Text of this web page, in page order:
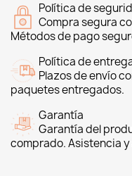
Política de
Compra segura
Métodos de pago
Política de
Plazos de envío
paquetes entregados.
Garantía
Garantía del
comprado. Asistencia